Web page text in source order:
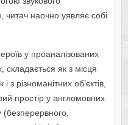
читач наочно уявляє собі
у проаналізованих
складається як з місця
з різноманітних об’єктів,
простір у англомовних
(безперервного,